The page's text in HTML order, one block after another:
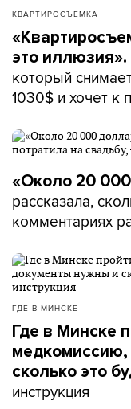
КВАРТИРОСЪЕМКА
это иллюзия».
который
1030$ и хочет к
«Около 20
рассказала,
комментариях
ГДЕ В МИНСКЕ
Где в Минске
сколько это
инструкция